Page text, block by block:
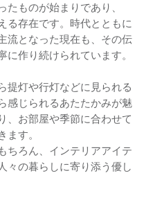
ものが始まりであり、
る存在です。時代とともに
流となった現在も、その伝
作り続けられています。
提灯や行灯などに見られる
感じられるあたたかみが魅
、お部屋や季節に合わせて
ます。
ちろん、インテリアアイテ
々の暮らしに寄り添う優し